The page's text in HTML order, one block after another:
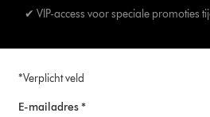
✔ VIP-access voor speciale promoties
*Verplicht veld
E-mailadres *